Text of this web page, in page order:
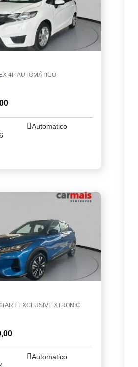
4P AUTOMÁTICO
Automatico
EXCLUSIVE XTRONIC
Automatico